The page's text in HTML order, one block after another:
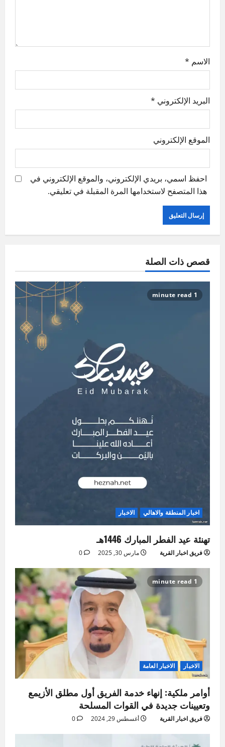
الاسم *
البريد الإلكتروني *
الموقع الإلكتروني
احفظ اسمي، بريدي الإلكتروني، والموقع الإلكتروني في
هذا المتصفح لاستخدامها المرة المقبلة في تعليقي.
قصص ذات الصلة
1 minute read
اخبار المنطقة والاهالي الاخبار
تهنئة عيد الفطر المبارك 1446هـ
فريق اخبار القرية مارس 30, 2025 0
1 minute read
الاخبار الاخبار العامة
أوامر ملكية: إنهاء خدمة الفريق أول مطلق الأزيمع
وتعيينات جديدة في القوات المسلحة
فريق اخبار القرية أغسطس 29, 2024 0